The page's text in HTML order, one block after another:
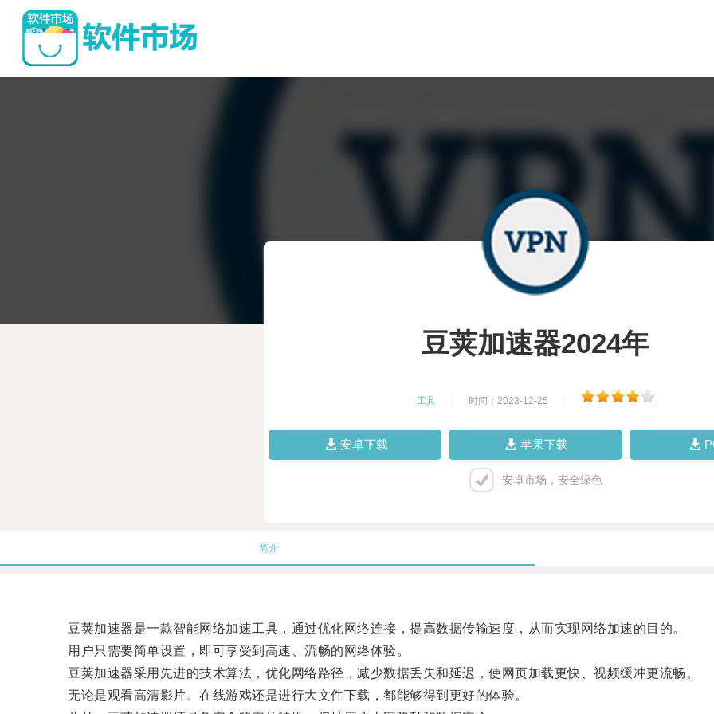
豆荚加速器2024年
工具 时间：2023-12-25
安卓下载 苹果下载
安卓市场，安全绿色
简介
豆荚加速器是一款智能网络加速工具，通过优化网络连接，提高数据传输速度，从而实现网络加速的目的。
用户只需要简单设置，即可享受到高速、流畅的网络体验。
豆荚加速器采用先进的技术算法，优化网络路径，减少数据丢失和延迟，使网页加载更快、视频缓冲更流畅。
无论是观看高清影片、在线游戏还是进行大文件下载，都能够得到更好的体验。